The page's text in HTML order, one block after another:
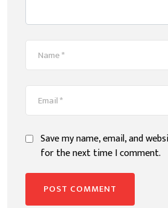
Save my name, email, and
for the next time I comment.